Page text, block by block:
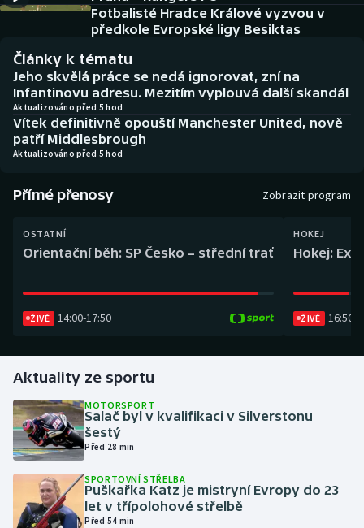
Biatlon
Boby a skeleton
Box
Curling
Dostihy
Gymnastika
Házená
Jezdectví
Judo
Historické návraty
Aplikace ČT sport
AZ kvíz
Fotbalisté Hradce Králové vyzvou v
předkole Evropské ligy Besiktas
Články k tématu
Jeho skvělá práce se nedá ignorovat, zní na
Infantinovu adresu. Mezitím vyplouvá další skandál
Aktualizováno před 5 hod
Vítek definitivně opouští Manchester United, nově
patří Middlesbrough
Aktualizováno před 5 hod
Přímé přenosy Zobrazit program
OSTATNÍ
Orientační běh: SP Česko – střední trať
ŽIVĚ 14:00-17:50
HOKEJ
Hokej:
ŽIVĚ 16:50
Aktuality ze sportu
MOTORSPORT
Salač byl v kvalifikaci v Silverstonu
šestý
Před 28 min
SPORTOVNÍ STŘELBA
Puškařka Katz je mistryní Evropy do 23
let v třípolohové střelbě
Před 54 min